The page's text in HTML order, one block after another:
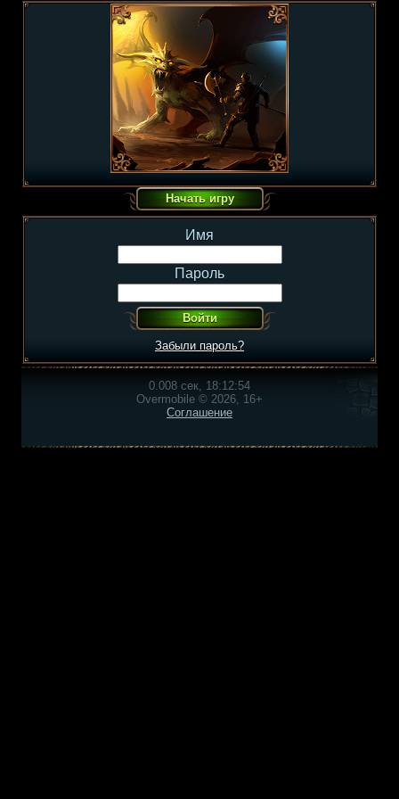
Имя
Пароль
Забыли пароль?
0.008 сек, 18:12:54
Overmobile © 2026, 16+
Соглашение